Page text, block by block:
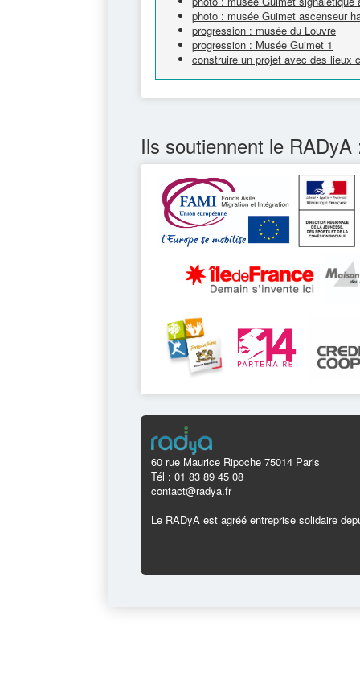
photo : musée Guimet ascenseur
progression : musée du Louvre
progression : Musée Guimet 1
construire un projet avec des lieux
Ils soutiennent le RADyA
60 rue Maurice Ripoche 75014 Paris
Tél : 01 83 89 45 08
contact@radya.fr
Le RADyA est agréé entreprise solidaire